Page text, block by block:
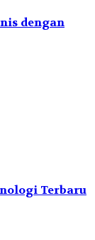
dengan
Terbaru